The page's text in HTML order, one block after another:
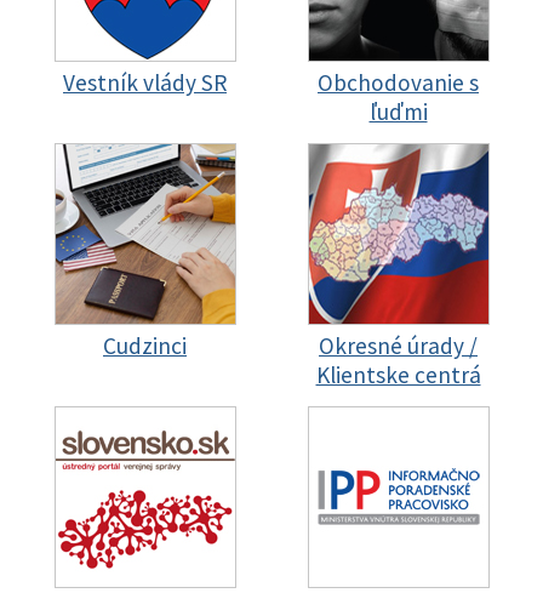
Vestník vlády SR
Obchodovanie s
ľuďmi
Cudzinci
Okresné úrady /
Klientske centrá